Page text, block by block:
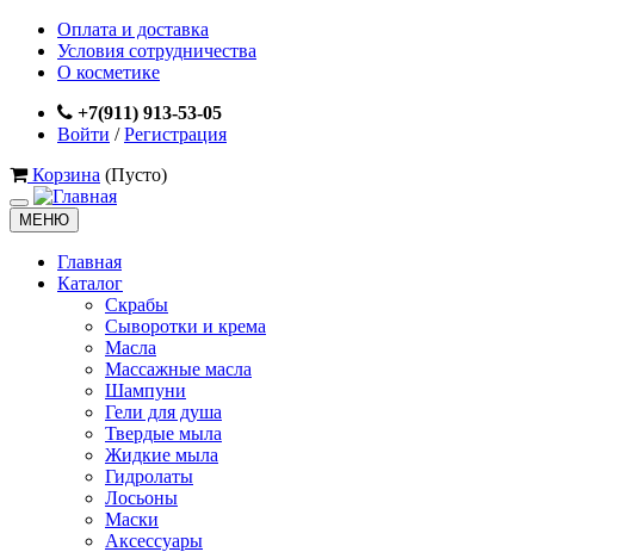
Оплата и доставка
Условия сотрудничества
О косметике
+7(911) 913-53-05
Войти /Регистрация
Корзина (Пусто)
МЕНЮ
Главная
Каталог
Скрабы
Сыворотки и крема
Масла
Массажные масла
Шампуни
Гели для душа
Твердые мыла
Жидкие мыла
Гидролаты
Лосьоны
Маски
Аксессуары